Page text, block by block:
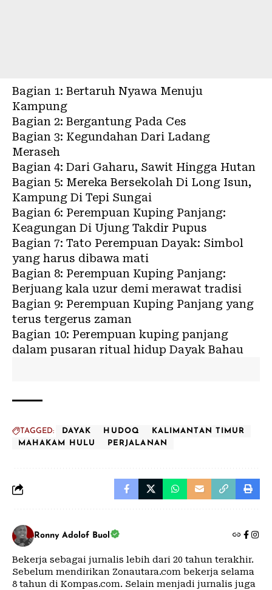
Bagian 1: Bertaruh Nyawa Menuju
Kampung
Bagian 2: Bergantung Pada Ces
Bagian 3: Kegundahan Dari Ladang
Meraseh
Bagian 4: Dari Gaharu, Sawit Hingga Hutan
Bagian 5: Mereka Bersekolah Di Long Isun,
Kampung Di Tepi Sungai
Bagian 6: Perempuan Kuping Panjang:
Keagungan Di Ujung Takdir Pupus
Bagian 7: Tato Perempuan Dayak: Simbol
yang harus dibawa mati
Bagian 8: Perempuan Kuping Panjang:
Berjuang kala uzur demi merawat tradisi
Bagian 9: Perempuan Kuping Panjang yang
terus tergerus zaman
Bagian 10: Perempuan kuping panjang
dalam pusaran ritual hidup Dayak Bahau
TAGGED: DAYAK HUDOQ
KALIMANTAN TIMUR
MAHAKAM HULU
PERJALANAN
Ronny Adolof Buol
Bekerja sebagai jurnalis lebih dari 20 tahun terakhir.
Sebelum mendirikan Zonautara.com bekerja selama
8 tahun di Kompas.com. Selain menjadi jurnalis juga